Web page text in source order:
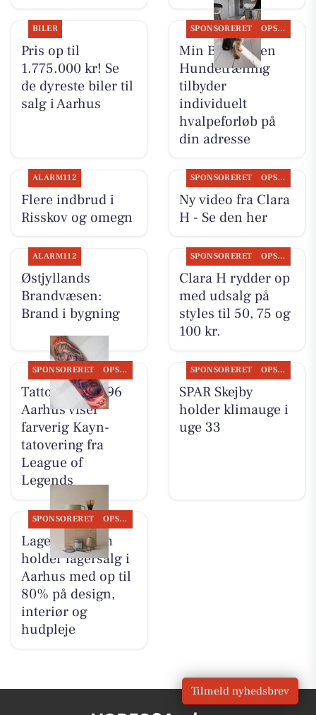
BILER
Pris op til
1.775.000 kr! Se
de dyreste biler til
salg i Aarhus
SPONSORERET OPSLAGSTAVLEN
Min Bedste Ven
Hundetræning
tilbyder
individuelt
hvalpeforløb på
din adresse
ALARM112
Flere indbrud i
Risskov og omegn
SPONSORERET OPSLAGSTAVLEN
Ny video fra Clara
H - Se den her
ALARM112
Østjyllands
Brandvæsen:
Brand i bygning
SPONSORERET OPSLAGSTAVLEN
Clara H rydder op
med udsalg på
styles til 50, 75 og
100 kr.
SPONSORERET OPSLAGSTAVLEN
Tattoo Studio 96
Aarhus viser
farverig Kayn-
tatovering fra
League of
Legends
SPONSORERET OPSLAGSTAVLEN
SPAR Skejby
holder klimauge i
uge 33
SPONSORERET OPSLAGSTAVLEN
Lagersalg.com
holder lagersalg i
Aarhus med op til
80% på design,
interiør og
hudpleje
Tilmeld nyhedsbrev